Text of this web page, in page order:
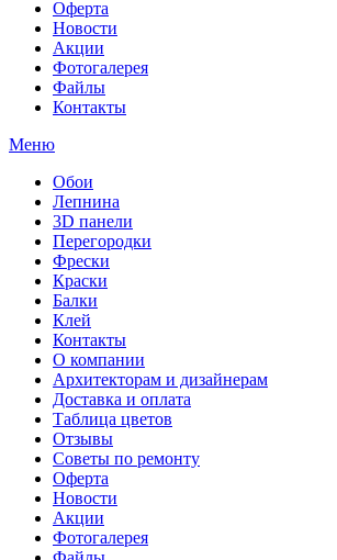
Оферта
Новости
Акции
Фотогалерея
Файлы
Контакты
Меню
Обои
Лепнина
3D панели
Перегородки
Фрески
Краски
Балки
Клей
Контакты
О компании
Архитекторам и дизайнерам
Доставка и оплата
Таблица цветов
Отзывы
Советы по ремонту
Оферта
Новости
Акции
Фотогалерея